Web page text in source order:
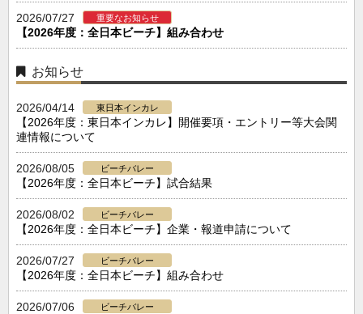
2026/07/27 重要なお知らせ
【2026年度：全日本ビーチ】組み合わせ
お知らせ
2026/04/14 東日本インカレ
【2026年度：東日本インカレ】開催要項・エントリー等大会関
連情報について
2026/08/05 ビーチバレー
【2026年度：全日本ビーチ】試合結果
2026/08/02 ビーチバレー
【2026年度：全日本ビーチ】企業・報道申請について
2026/07/27 ビーチバレー
【2026年度：全日本ビーチ】組み合わせ
2026/07/06 ビーチバレー